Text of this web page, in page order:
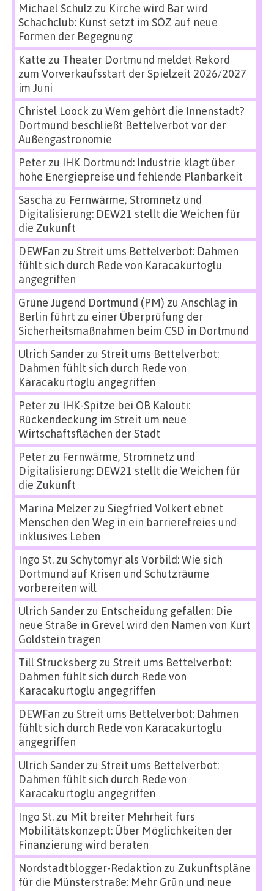
Michael Schulz zu Kirche wird Bar wird
Schachclub: Kunst setzt im SÖZ auf neue
Formen der Begegnung
Katte zu Theater Dortmund meldet Rekord
zum Vorverkaufsstart der Spielzeit 2026/2027
im Juni
Christel Loock zu Wem gehört die Innenstadt?
Dortmund beschließt Bettelverbot vor der
Außengastronomie
Peterzu IHK Dortmund: Industrie klagt über
hohe Energiepreise und fehlende Planbarkeit
Sascha zu Fernwärme, Stromnetz und
Digitalisierung: DEW21 stellt die Weichen für
die Zukunft
DEWFan zu Streit ums Bettelverbot: Dahmen
fühlt sich durch Rede von Karacakurtoglu
angegriffen
Grüne Jugend Dortmund (PM) zu Anschlag in
Berlin führt zu einer Überprüfung der
Sicherheitsmaßnahmen beim CSD in Dortmund
Ulrich Sanderzu Streit ums Bettelverbot:
Dahmen fühlt sich durch Rede von
Karacakurtoglu angegriffen
Peterzu IHK-Spitze bei OB Kalouti:
Rückendeckung im Streit um neue
Wirtschaftsflächen der Stadt
Peterzu Fernwärme, Stromnetz und
Digitalisierung: DEW21 stellt die Weichen für
die Zukunft
Marina Melzerzu Siegfried Volkert ebnet
Menschen den Weg in ein barrierefreies und
inklusives Leben
Ingo St.zu Schytomyr als Vorbild: Wie sich
Dortmund auf Krisen und Schutzräume
vorbereiten will
Ulrich Sanderzu Entscheidung gefallen: Die
neue Straße in Grevel wird den Namen von Kurt
Goldstein tragen
Till Strucksbergzu Streit ums Bettelverbot:
Dahmen fühlt sich durch Rede von
Karacakurtoglu angegriffen
DEWFan zu Streit ums Bettelverbot: Dahmen
fühlt sich durch Rede von Karacakurtoglu
angegriffen
Ulrich Sanderzu Streit ums Bettelverbot:
Dahmen fühlt sich durch Rede von
Karacakurtoglu angegriffen
Ingo St.zu Mit breiter Mehrheit fürs
Mobilitätskonzept: Über Möglichkeiten der
Finanzierung wird beraten
Nordstadtblogger-Redaktion zu Zukunftspläne
für die Münsterstraße: Mehr Grün und neue